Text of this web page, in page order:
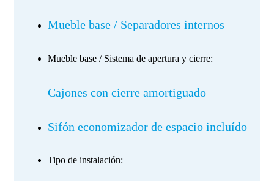
Mueble base / Separadores internos
Mueble base / Sistema de apertura y cierre:
Cajones con cierre amortiguado
Sifón economizador de espacio incluído
Tipo de instalación: